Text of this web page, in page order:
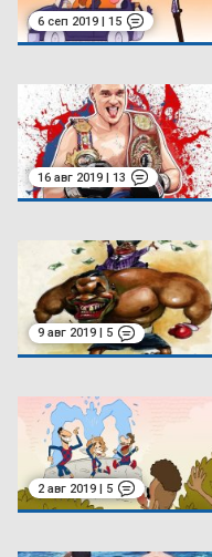
6 сеп 2019 | 15
16 авг 2019 | 13
9 авг 2019 | 5
2 авг 2019 | 5